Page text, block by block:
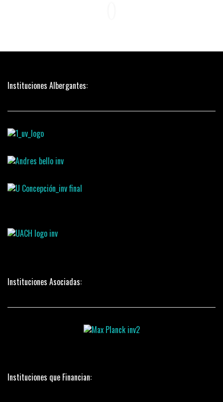
Instituciones Albergantes:
Instituciones Asociadas:
Instituciones que Financian: